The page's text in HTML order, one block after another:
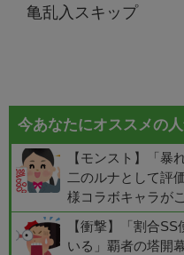
亀乱入スキップ
今あなたにオススメの
【モンスト】「暴
二のルナとして評
様コラボキャラが
【衝撃】「割合
いる」覇者の塔開